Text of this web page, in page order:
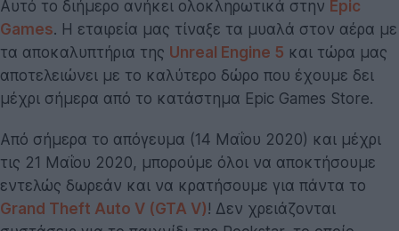
Αυτό το διήμερο ανήκει ολοκληρωτικά στην Epic
Games. Η εταιρεία μας τίναξε τα μυαλά στον αέρα με
τα αποκαλυπτήρια της Unreal Engine 5 και τώρα μας
αποτελειώνει με το καλύτερο δώρο που έχουμε δει
μέχρι σήμερα από το κατάστημα Epic Games Store.
Από σήμερα το απόγευμα (14 Μαΐου 2020) και μέχρι
τις 21 Μαΐου 2020, μπορούμε όλοι να αποκτήσουμε
εντελώς δωρεάν και να κρατήσουμε για πάντα το
Grand Theft Auto V (GTA V)! Δεν χρειάζονται